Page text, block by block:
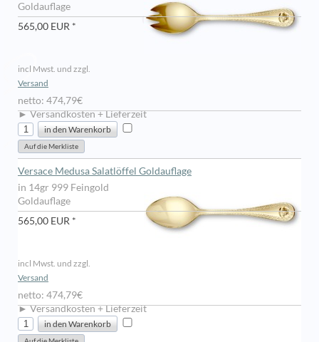
Goldauflage
565,00 EUR *
incl Mwst. und zzgl.
Versand
netto: 474,79€
► Versandkosten + Lieferzeit
Versace Medusa Salatlöffel Goldauflage
in 14gr 999 Feingold
Goldauflage
565,00 EUR *
incl Mwst. und zzgl.
Versand
netto: 474,79€
► Versandkosten + Lieferzeit